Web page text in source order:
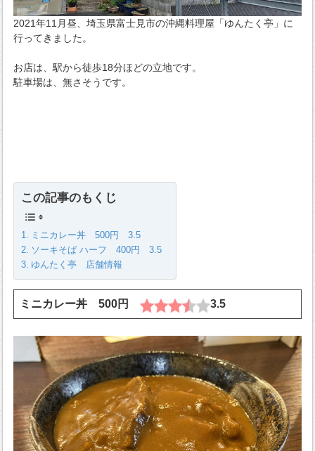
2021年11月昼、埼玉県富士見市の沖縄料理屋「ゆんたく亭」に
行ってきました。
お店は、駅から徒歩18分ほどの立地です。
駐車場は、無さそうです。
この記事のもくじ
ミニカレー丼 500円 3.5
ソーキそば ハーフ 400円 3.5
ゆんたく亭 店舗情報
ミニカレー丼 500円 3.5